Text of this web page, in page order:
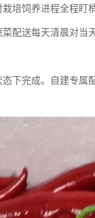
培饲养进程全程盯梢
配送每天清晨对当
下完成。自建专属